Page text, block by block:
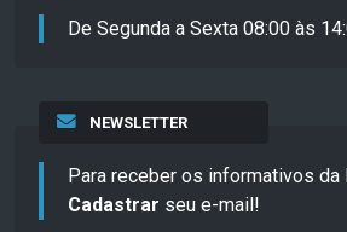
De Segunda a Sexta 08:00 às
NEWSLETTER
Para receber os informativos
Cadastrar seu e-mail!